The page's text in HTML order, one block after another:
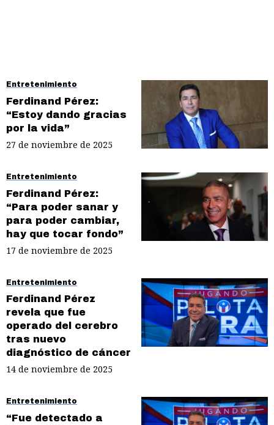
Entretenimiento
Ferdinand Pérez:
“Estoy dando gracias
por la vida”
27 de noviembre de 2025
Entretenimiento
Ferdinand Pérez:
“Para poder sanar y
para poder cambiar,
hay que tocar fondo”
17 de noviembre de 2025
Entretenimiento
Ferdinand Pérez
revela que fue
operado del cerebro
tras nuevo
diagnóstico de cáncer
14 de noviembre de 2025
Entretenimiento
“Fue detectado a